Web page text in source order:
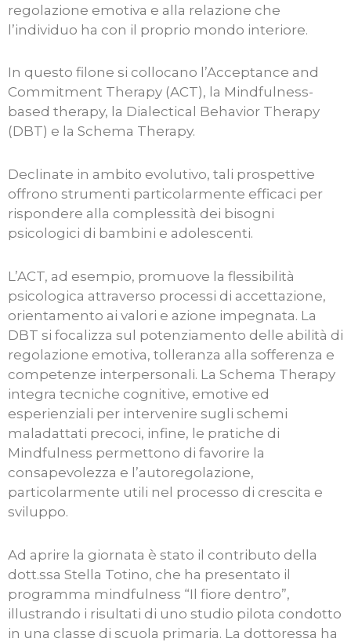
regolazione emotiva e alla relazione che
l’individuo ha con il proprio mondo interiore.
In questo filone si collocano l’Acceptance and
Commitment Therapy (ACT), la Mindfulness-
based therapy, la Dialectical Behavior Therapy
(DBT) e la Schema Therapy.
Declinate in ambito evolutivo, tali prospettive
offrono strumenti particolarmente efficaci per
rispondere alla complessità dei bisogni
psicologici di bambini e adolescenti.
L’ACT, ad esempio, promuove la flessibilità
psicologica attraverso processi di accettazione,
orientamento ai valori e azione impegnata. La
DBT si focalizza sul potenziamento delle abilità di
regolazione emotiva, tolleranza alla sofferenza e
competenze interpersonali. La Schema Therapy
integra tecniche cognitive, emotive ed
esperienziali per intervenire sugli schemi
maladattati precoci, infine, le pratiche di
Mindfulness permettono di favorire la
consapevolezza e l’autoregolazione,
particolarmente utili nel processo di crescita e
sviluppo.
Ad aprire la giornata è stato il contributo della
dott.ssa Stella Totino, che ha presentato il
programma mindfulness “Il fiore dentro”,
illustrando i risultati di uno studio pilota condotto
in una classe di scuola primaria. La dottoressa ha